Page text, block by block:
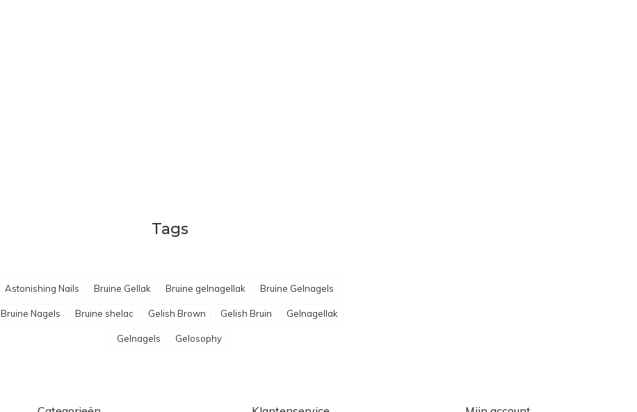
Tags
Astonishing Nails Bruine Gellak Bruine gelnagellak Bruine Gelnagels
Bruine Nagels Bruine shelac Gelish Brown Gelish Bruin Gelnagellak
Gelnagels Gelosophy